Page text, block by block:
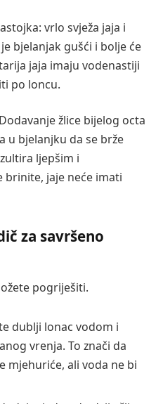
vrlo svježa jaja i
bjelanjak gušći i bolje će
jaja imaju vodenastiji
po loncu.
žlice bijelog octa
u bjelanjku da se brže
ljepšim i
jaje neće imati
za savršeno
pogriješiti.
dublji lonac vodom i
vrenja. To znači da
mjehuriće, ali voda ne bi